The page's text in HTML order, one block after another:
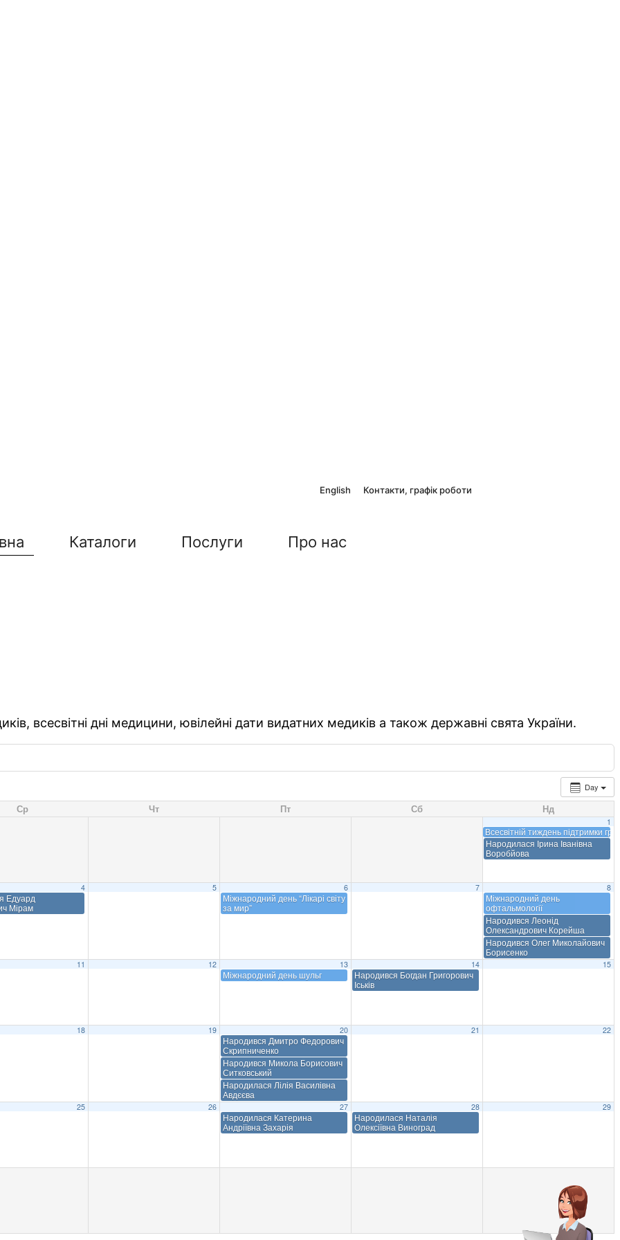
English Контакти, графік роботи
Каталоги Послуги Про нас
всесвітні дні медицини, ювілейні дати видатних медиків а також державні свята України.
Day
Ср Чт Пт Сб Нд
1
Всесвітній тиждень підтримки
Народилася Ірина Іванівна
Воробйова
4
Едуард
Мірам
5 6
Міжнародний день “Лікарі світу
за мир”
7 8
Міжнародний день
офтальмології
Народився Леонід
Олександрович Корейша
Народився Олег Миколайович
Борисенко
11 12 13
Міжнародний день шульг
14
Народився Богдан Григорович
Іськів
15
18 19 20
Народився Дмитро Федорович
Скрипниченко
Народився Микола Борисович
Ситковський
Народилася Лілія Василівна
Авдєєва
21 22
25 26 27
Народилася Катерина
Андріївна Захарія
28
Народилася Наталія
Олексіївна Виноград
29